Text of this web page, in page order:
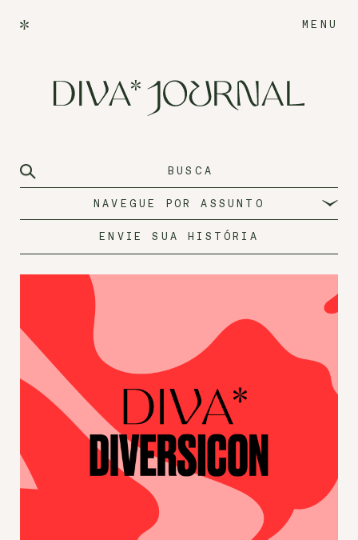
MENU
NAVEGUE POR ASSUNTO
ENVIE SUA HISTÓRIA